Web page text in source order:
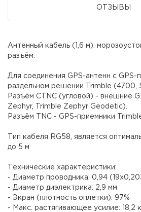
ОТЗЫВЫ
Антенный кабель (1,6 м).
разъём.
Для соединения GPS-антенн с GPS-
раздельном решении Trimble (4700,
Разъём CTNC (угловой) - внешние
Zephyr, Trimble Zephyr Geodetic).
Разъём TNC - GPS-приемники
Тип кабеля RG58, является
до 5 м
Технические характеристики:
- Диаметр проводника: 0,94
- Диаметр диэлектрика: 2,9 мм
- Экран (плотность оплетки): 97%
- Макс. растягивающее усилие: 18,2